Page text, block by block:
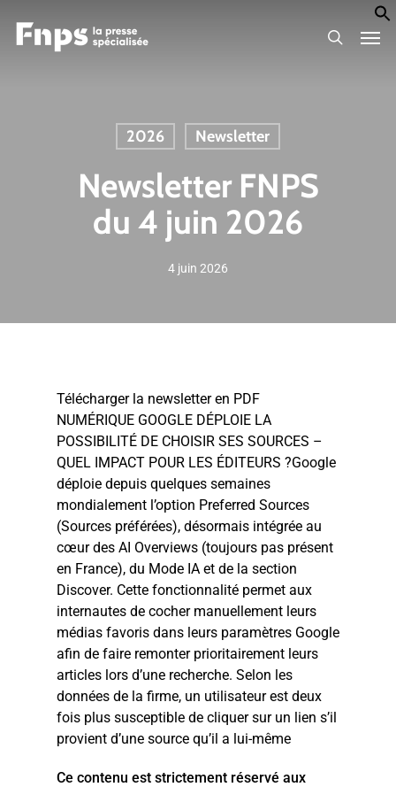
search
2026 Newsletter
Newsletter FNPS
du 4 juin 2026
4 juin 2026
Télécharger la newsletter en PDF
NUMÉRIQUE GOOGLE DÉPLOIE LA
POSSIBILITÉ DE CHOISIR SES SOURCES –
QUEL IMPACT POUR LES ÉDITEURS ?Google
déploie depuis quelques semaines
mondialement l’option Preferred Sources
(Sources préférées), désormais intégrée au
cœur des AI Overviews (toujours pas présent
en France), du Mode IA et de la section
Discover. Cette fonctionnalité permet aux
internautes de cocher manuellement leurs
médias favoris dans leurs paramètres Google
afin de faire remonter prioritairement leurs
articles lors d’une recherche. Selon les
données de la firme, un utilisateur est deux
fois plus susceptible de cliquer sur un lien s’il
provient d’une source qu’il a lui-même
Ce contenu est strictement réservé aux